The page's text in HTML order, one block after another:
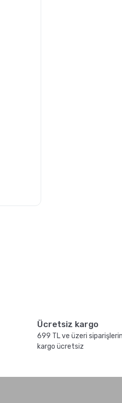
Ücretsiz kargo
699 TL ve üzeri
kargo ücretsiz